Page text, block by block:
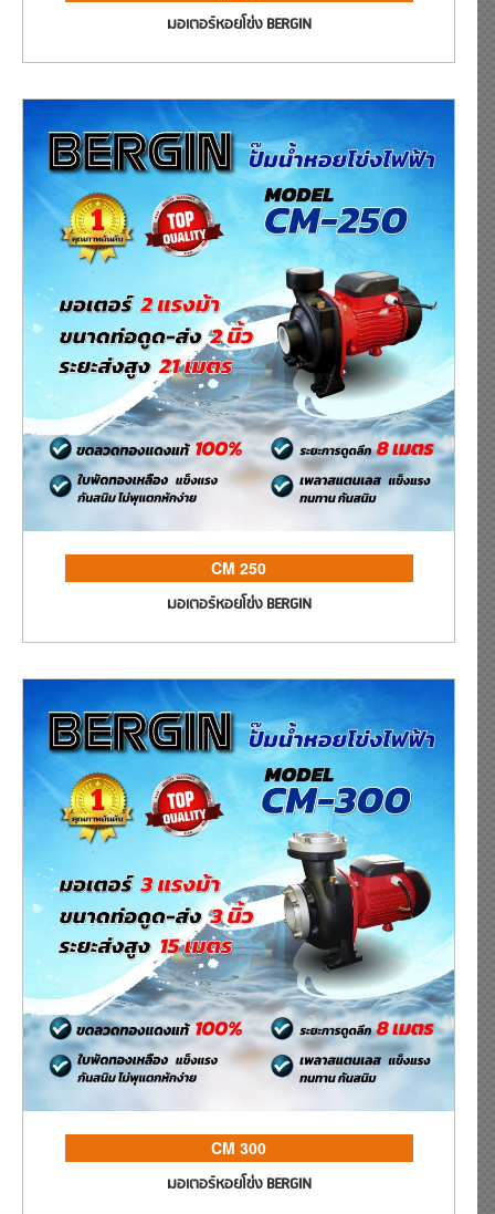
มอเตอร์หอยโข่ง BERGIN
CM 250
มอเตอร์หอยโข่ง BERGIN
CM 300
มอเตอร์หอยโข่ง BERGIN